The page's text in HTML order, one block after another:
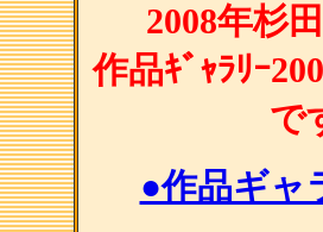
2008年杉
作品ｷﾞｬﾗﾘｰ
で
●作品ギャ